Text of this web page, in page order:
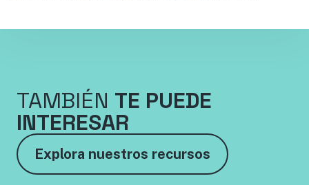
TAMBIÉN TE PUEDE
INTERESAR
Explora nuestros recursos